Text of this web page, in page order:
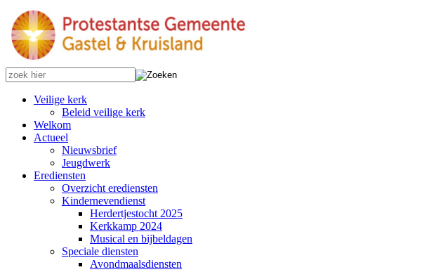
Veilige kerk
Beleid veilige kerk
Welkom
Actueel
Nieuwsbrief
Jeugdwerk
Erediensten
Overzicht erediensten
Kindernevendienst
Herdertjestocht 2025
Kerkkamp 2024
Musical en bijbeldagen
Speciale diensten
Avondmaalsdiensten